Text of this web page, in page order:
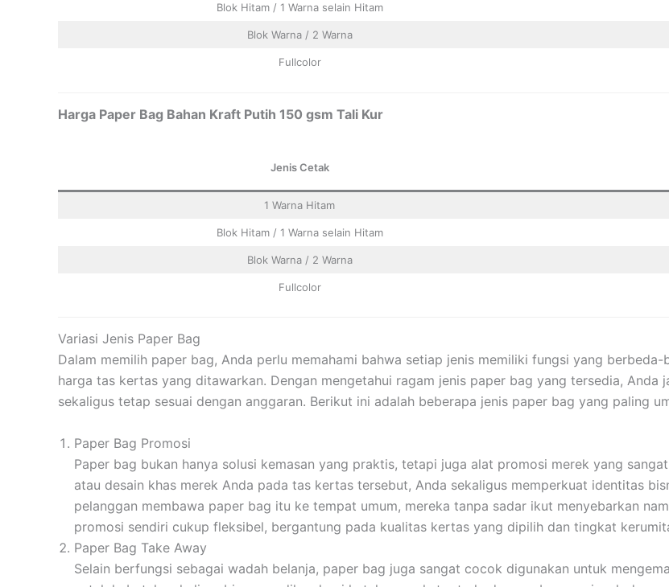
Blok Hitam / 1 Warna selain Hitam
Blok Warna / 2 Warna
Fullcolor
Harga Paper Bag Bahan Kraft Putih 150 gsm Tali Kur
Jenis Cetak
1 Warna Hitam
Blok Hitam / 1 Warna selain Hitam
Blok Warna / 2 Warna
Fullcolor
Variasi Jenis Paper Bag
Dalam memilih paper bag, Anda perlu memahami bahwa setiap jenis memiliki fungsi yang
harga tas kertas yang ditawarkan. Dengan mengetahui ragam jenis paper bag yang tersedia, Anda
sekaligus tetap sesuai dengan anggaran. Berikut ini adalah beberapa jenis paper bag yang paling
Paper Bag Promosi
Paper bag bukan hanya solusi kemasan yang praktis, tetapi juga alat promosi merek yang
atau desain khas merek Anda pada tas kertas tersebut, Anda sekaligus memperkuat identitas
pelanggan membawa paper bag itu ke tempat umum, mereka tanpa sadar ikut menyebarkan
promosi sendiri cukup fleksibel, bergantung pada kualitas kertas yang dipilih dan tingkat
Paper Bag Take Away
Selain berfungsi sebagai wadah belanja, paper bag juga sangat cocok digunakan untuk